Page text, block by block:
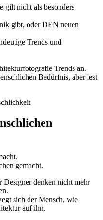
gilt nicht als besonders
gibt, oder DEN neuen
Trends und
Trends an.
Bedürfnis, aber lest
gemacht.
Designer denken nicht mehr
sich der Mensch, wie
auf ihn.